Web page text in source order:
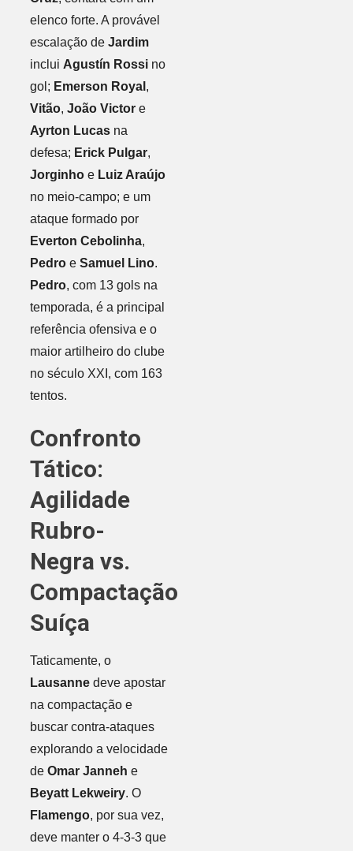
elenco forte. A provável
escalação de Jardim
inclui Agustín Rossino
gol; Emerson Royal ,
Vitão, João Victore
Ayrton Lucasna
defesa; Erick Pulgar,
Jorginhoe Luiz Araújo
no meio-campo; e um
ataque formado por
Everton Cebolinha,
Pedroe Samuel Lino.
Pedro, com 13 gols na
temporada, é a principal
referência ofensiva e o
maior artilheiro do clube
no século XXI, com 163
tentos.
Confronto
Tático:
Agilidade
Rubro-
Negra vs.
Compactação
Suíça
Taticamente, o
Lausannedeve apostar
na compactação e
buscar contra-ataques
explorando a velocidade
de Omar Janneh e
Beyatt Lekweiry. O
Flamengo, por sua vez,
deve manter o 4-3-3 que